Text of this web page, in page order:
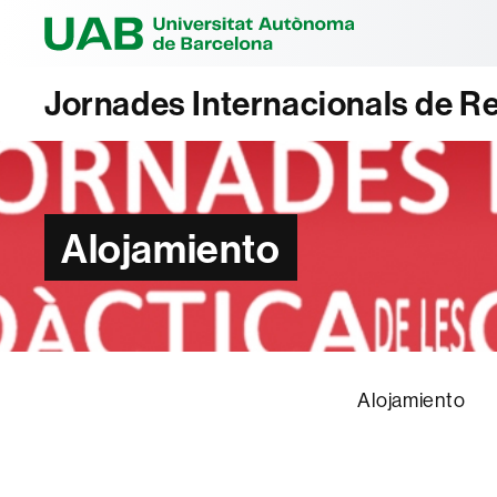
Jornades Internacionals de
Alojamiento
Alojamiento